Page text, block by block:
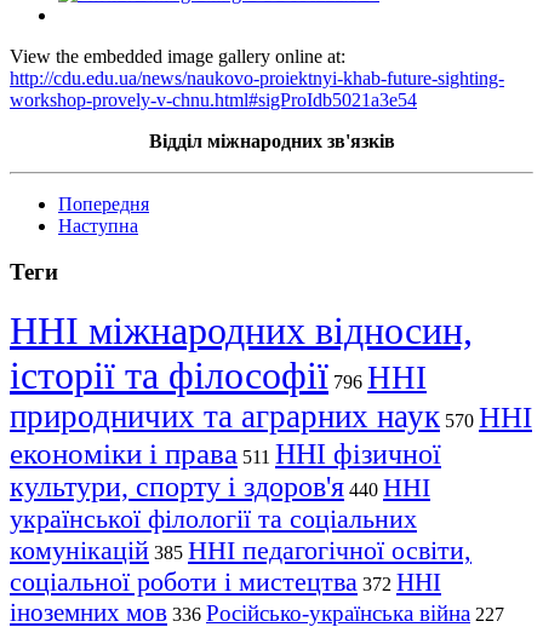
View the embedded image gallery online at:
http://cdu.edu.ua/news/naukovo-proiektnyi-khab-future-sighting-
workshop-provely-v-chnu.html#sigProIdb5021a3e54
Відділ міжнародних зв'язків
Попередня
Наступна
Теги
ННІ міжнародних відносин,
історії та філософії 796 ННІ
природничих та аграрних наук 570 ННІ
економіки і права 511 ННІ фізичної
культури, спорту і здоров'я 440 ННІ
української філології та соціальних
комунікацій 385 ННІ педагогічної освіти,
соціальної роботи і мистецтва 372 ННІ
іноземних мов 336 Російсько-українська війна 227